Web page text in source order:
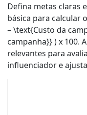
Defina metas claras
básica para calcular
– \text{Custo da
campanha}} ) x 100.
relevantes para
influenciador e